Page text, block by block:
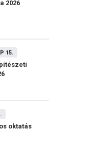
2026
15.
oktatás